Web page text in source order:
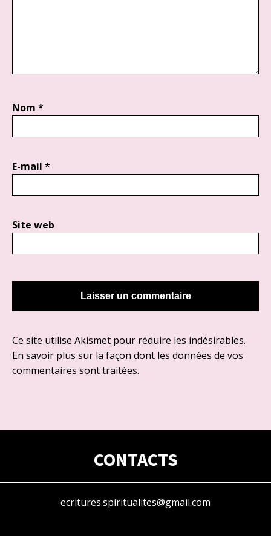
Nom *
E-mail *
Site web
Ce site utilise Akismet pour réduire les indésirables.
En savoir plus sur la façon dont les données de vos
commentaires sont traitées.
CONTACTS
ecritures.spiritualites@gmail.com